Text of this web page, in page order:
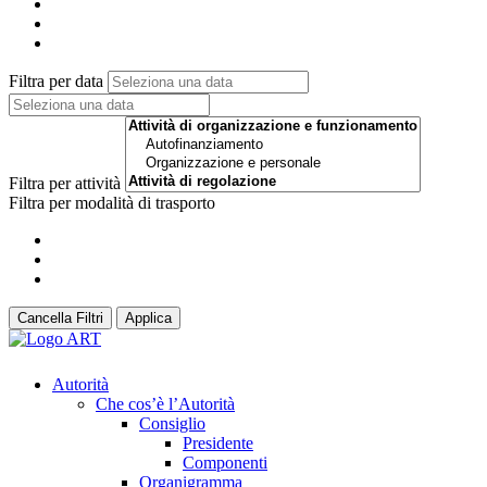
Filtra per data
Filtra per attività
Filtra per modalità di trasporto
Cancella Filtri Applica
Autorità
Che cos’è l’Autorità
Consiglio
Presidente
Componenti
Organigramma